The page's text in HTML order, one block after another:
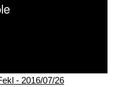
- 2016/07/26